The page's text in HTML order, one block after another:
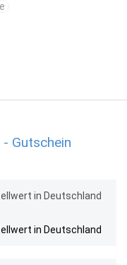
Gutschein
in Deutschland
in Deutschland